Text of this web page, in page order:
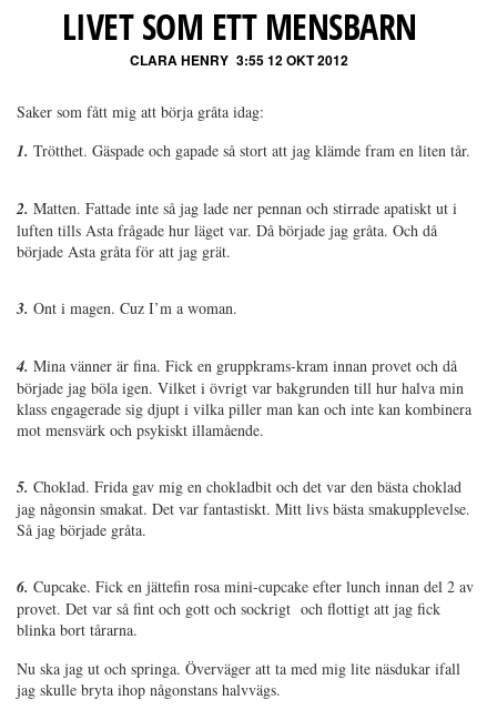
LIVET SOM ETT MENSBARN
CLARA HENRY 3:55 12 OKT 2012
Saker som fått mig att börja gråta idag:
1. Trötthet. Gäspade och gapade så stort att jag klämde fram en liten tår.
2. Matten. Fattade inte så jag lade ner pennan och stirrade apatiskt ut i
luften tills Asta frågade hur läget var. Då började jag gråta. Och då
började Asta gråta för att jag grät.
3. Ont i magen. Cuz I’m a woman.
4. Mina vänner är fina. Fick en gruppkrams-kram innan provet och då
började jag böla igen. Vilket i övrigt var bakgrunden till hur halva min
klass engagerade sig djupt i vilka piller man kan och inte kan kombinera
mot mensvärk och psykiskt illamående.
5. Choklad. Frida gav mig en chokladbit och det var den bästa choklad
jag någonsin smakat. Det var fantastiskt. Mitt livs bästa smakupplevelse.
Så jag började gråta.
6. Cupcake. Fick en jättefin rosa mini-cupcake efter lunch innan del 2 av
provet. Det var så fint och gott och sockrigt och flottigt att jag fick
blinka bort tårarna.
Nu ska jag ut och springa. Överväger att ta med mig lite näsdukar ifall
jag skulle bryta ihop någonstans halvvägs.